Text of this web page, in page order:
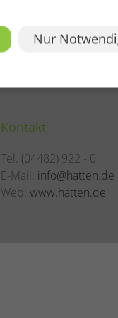
Kontakt
Tel. (04482) 922 - 0
E-Mail: info@hatten.de
Web: www.hatten.de
Nur